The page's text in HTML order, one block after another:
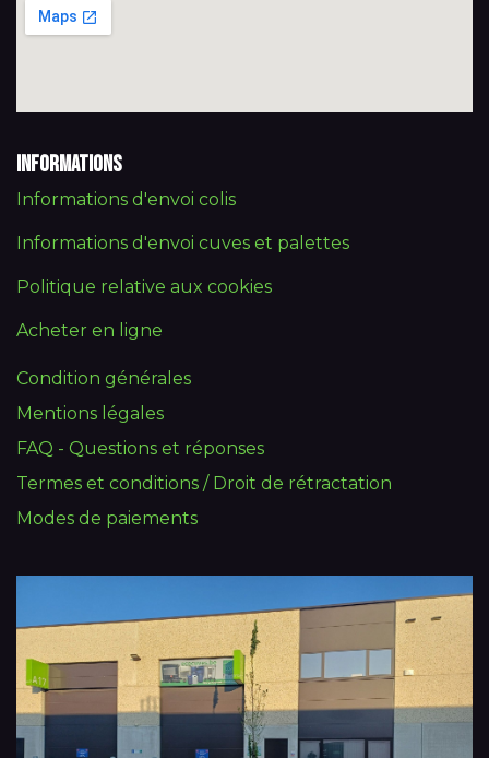
Informations
Informations d'envoi colis
Informations d'envoi cuves et palettes
Politique relative aux cookies
Acheter en ligne
Condition générales
Mentions légales
FAQ - Questions et réponses
Termes et conditions / Droit de rétractation
Modes de paiements